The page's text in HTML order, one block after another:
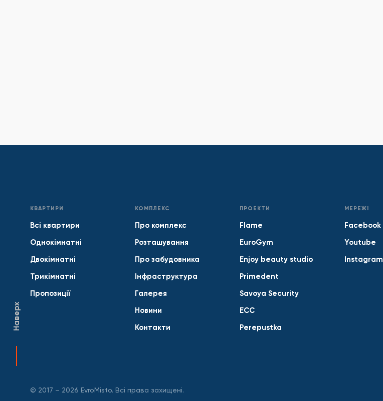
Наверх
КВАРТИРИ
Всі квартири
Однокімнатні
Двокімнатні
Трикімнатні
Пропозиції
КОМПЛЕКС
Про комплекс
Розташування
Про забудовника
Інфраструктура
Галерея
Новини
Контакти
ПРОЕКТИ
Flame
EuroGym
Enjoy beauty studio
Primedent
Savoya Security
ECC
Perepustka
МЕРЕЖІ
Facebook
Youtube
Instagram
© 2017 – 2026 EvroMisto. Всі права захищені.